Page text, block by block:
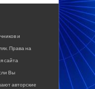
и
Права на
сайта
Вы
авторские